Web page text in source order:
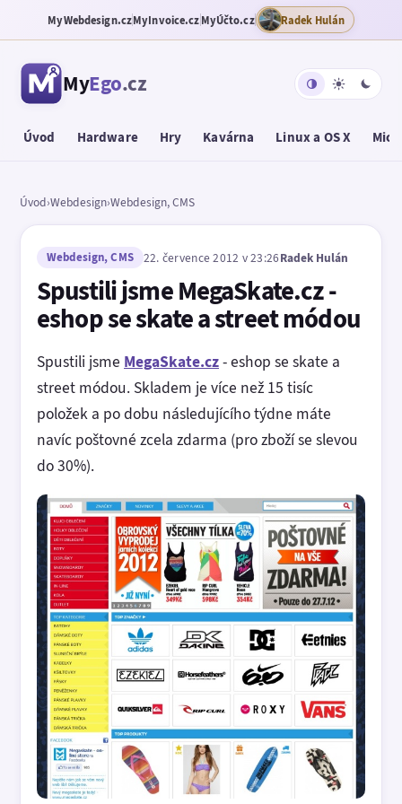
MyWebdesign.czMyInvoice.czMyÚčto.cz Radek Hulán
MyEgo.cz
Úvod Hardware Hry Kavárna Linux a OS X
Úvod›Webdesign›Webdesign, CMS
Webdesign, CMS 22. července 2012 v 23:26Radek Hulán
Spustili jsme MegaSkate.cz -
eshop se skate a street módou
Spustili jsme MegaSkate.cz- eshop se skate a
street módou. Skladem je více než 15 tisíc
položek a po dobu následujícího týdne máte
navíc poštovné zcela zdarma (pro zboží se slevou
do 30%).